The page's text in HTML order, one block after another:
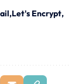
Let's Encrypt